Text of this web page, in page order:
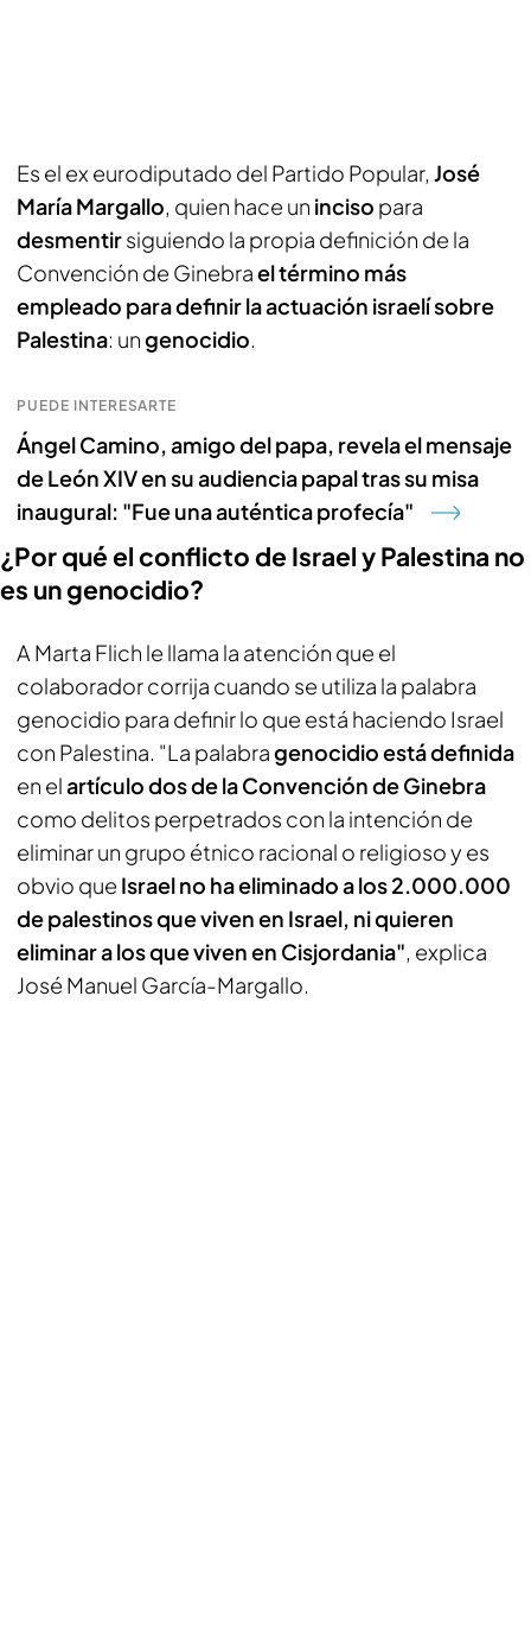
Es el ex eurodiputado del Partido Popular, José
María Margallo, quien hace un inciso para
desmentirsiguiendo la propia definición de la
Convención de Ginebrael término más
empleado para definir la actuación israelí sobre
Palestina: ungenocidio.
PUEDE INTERESARTE
Ángel Camino, amigo del papa, revela el mensaje
de León XIV en su audiencia papal tras su misa
inaugural: "Fue una auténtica profecía"
¿Por qué el conflicto de Israel y Palestina no
es un genocidio?
A Marta Flich le llama la atención que el
colaborador corrija cuando se utiliza la palabra
genocidio para definir lo que está haciendo Israel
con Palestina. "La palabragenocidio está definida
en elartículo dos de la Convención de Ginebra
como delitos perpetrados con la intención de
eliminar un grupo étnico racional o religioso y es
obvio que Israel no ha eliminado a los 2.000.000
de palestinos que viven en Israel, ni quieren
eliminar a los que viven en Cisjordania", explica
José Manuel García-Margallo.